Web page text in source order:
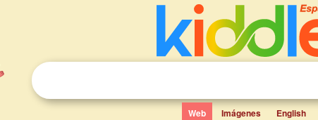
Web Imágenes English